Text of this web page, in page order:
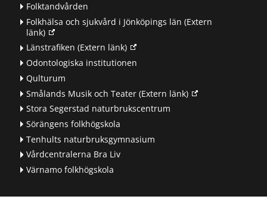
Folktandvården
Folkhälsa och sjukvård i Jönköpings län (Extern
länk)
Länstrafiken (Extern länk)
Odontologiska institutionen
Qulturum
Smålands Musik och Teater(Extern länk)
Stora Segerstad naturbrukscentrum
Sörängens folkhögskola
Tenhults naturbruksgymnasium
Vårdcentralerna Bra Liv
Värnamo folkhögskola